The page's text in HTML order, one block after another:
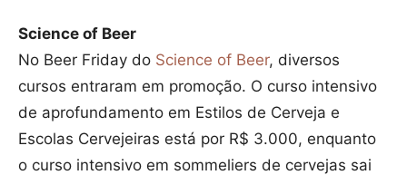
Science of Beer
No Beer Friday do Science of Beer, diversos
cursos entraram em promoção. O curso intensivo
de aprofundamento em Estilos de Cerveja e
Escolas Cervejeiras está por R$ 3.000, enquanto
o curso intensivo em sommeliers de cervejas sai